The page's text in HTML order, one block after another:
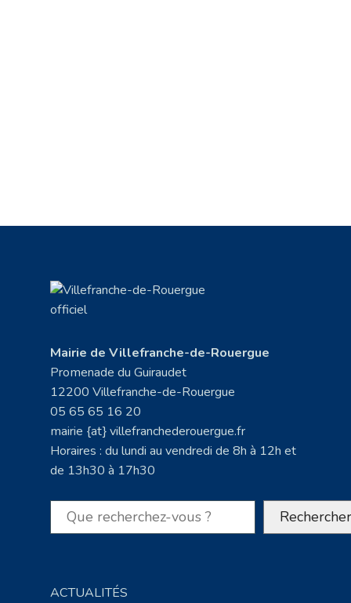
Mairie de Villefranche-de-Rouergue
Promenade du Guiraudet
12200 Villefranche-de-Rouergue
05 65 65 16 20
mairie {at} villefranchederouergue.fr
Horaires : du lundi au vendredi de 8h à 12h et
de 13h30 à 17h30
Rechercher Rechercher
ACTUALITÉS